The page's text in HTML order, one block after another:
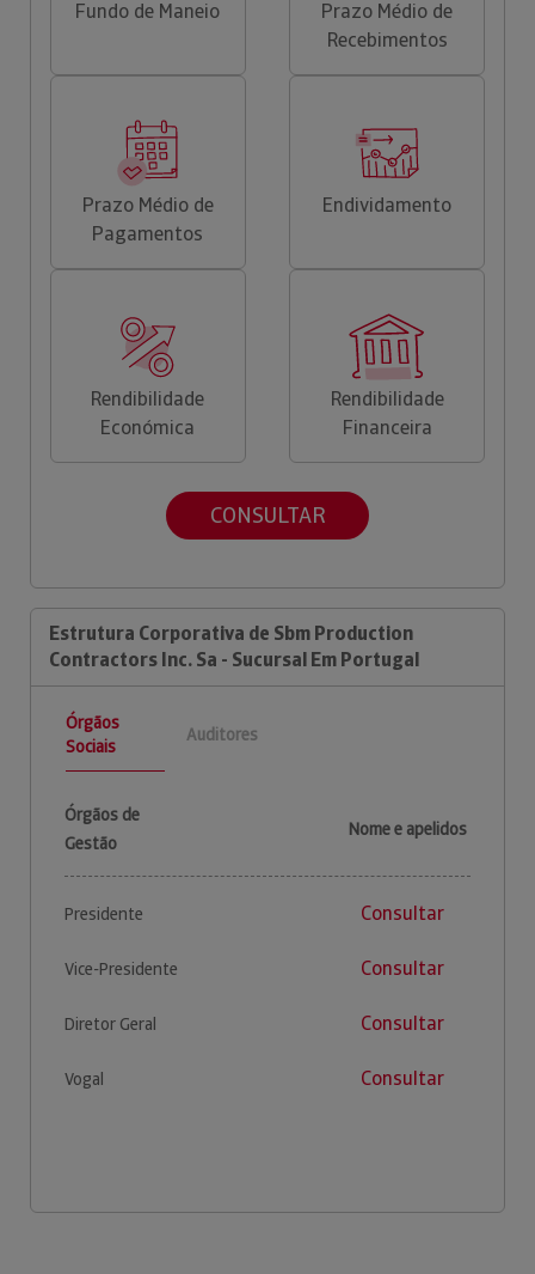
Fundo de Maneio
Prazo Médio de
Recebimentos
Prazo Médio de
Pagamentos
Endividamento
Rendibilidade
Económica
Rendibilidade
Financeira
CONSULTAR
Estrutura Corporativa de Sbm Production
Contractors Inc. Sa - Sucursal Em Portugal
Órgãos
Sociais
Auditores
Órgãos de
Gestão
Nome e apelidos
Presidente Consultar
Vice-Presidente Consultar
Diretor Geral Consultar
Vogal Consultar